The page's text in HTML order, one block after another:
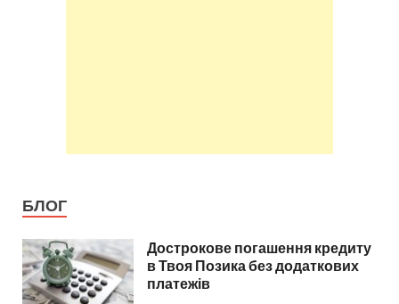
БЛОГ
Дострокове погашення кредиту
в Твоя Позика без додаткових
платежів